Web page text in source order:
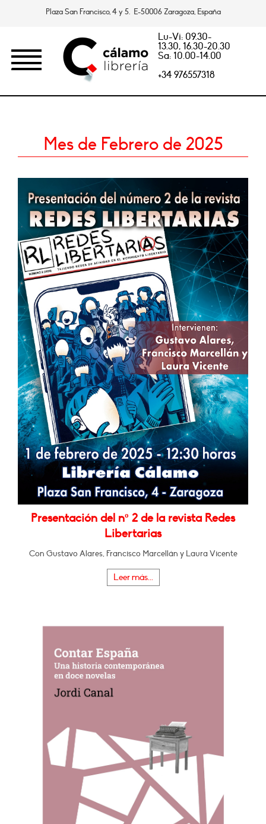
Plaza San Francisco, 4 y 5. E-50006 Zaragoza, España
Lu-Vi: 09.30-
13.30, 16.30-20.30
Sa: 10.00-14.00
+34 976557318
Mes de Febrero de 2025
Presentación del nº 2 de la revista Redes
Libertarias
Con Gustavo Alares, Francisco Marcellán y Laura Vicente
Leer más...